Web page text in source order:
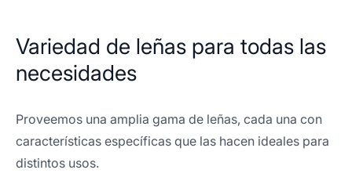
Variedad de leñas para todas las
necesidades
Proveemos una amplia gama de leñas, cada una con
características específicas que las hacen ideales para
distintos usos.